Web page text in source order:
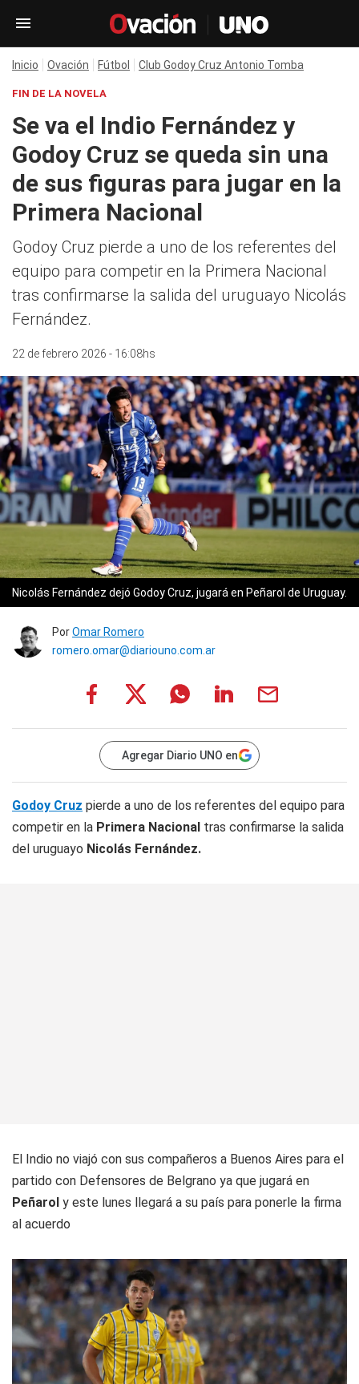
Inicio Ovación Fútbol Club Godoy Cruz Antonio Tomba
FIN DE LA NOVELA
Se va el Indio Fernández y
Godoy Cruz se queda sin una
de sus figuras para jugar en la
Primera Nacional
Godoy Cruz pierde a uno de los referentes del
equipo para competir en la Primera Nacional
tras confirmarse la salida del uruguayo Nicolás
Fernández.
22 de febrero 2026 - 16:08hs
Nicolás Fernández dejó Godoy Cruz, jugará en Peñarol de Uruguay.
PorOmar Romero
romero.omar@diariouno.com.ar
Agregar Diario UNO en
Godoy Cruz pierde a uno de los referentes del equipo para
competir en la Primera Nacional tras confirmarse la salida
del uruguayo Nicolás Fernández.
El Indio no viajó con sus compañeros a Buenos Aires para el
partido con Defensores de Belgrano ya que jugará en
Peñarol y este lunes llegará a su país para ponerle la firma
al acuerdo